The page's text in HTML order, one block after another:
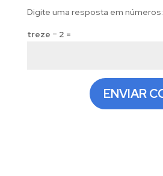
Digite uma resposta em números:
treze − 2 =